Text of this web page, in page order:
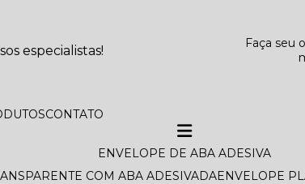
especialistas!
Faça seu
CONTATO
ENVELOPE DE ABA ADESIVA
COM ABA ADESIVADA
ENVELOPE